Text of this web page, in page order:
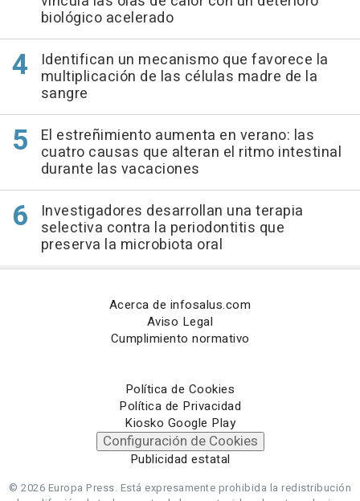
biológico acelerado
Identifican un mecanismo que favorece la
multiplicación de las células madre de la
sangre
El estreñimiento aumenta en verano: las
cuatro causas que alteran el ritmo intestinal
durante las vacaciones
Investigadores desarrollan una terapia
selectiva contra la periodontitis que
preserva la microbiota oral
Acerca de infosalus.com
Aviso Legal
Cumplimiento normativo
Política de Cookies
Política de Privacidad
Kiosko Google Play
Configuración de Cookies
Publicidad estatal
© 2026 Europa Press. Está expresamente prohibida la redistribución